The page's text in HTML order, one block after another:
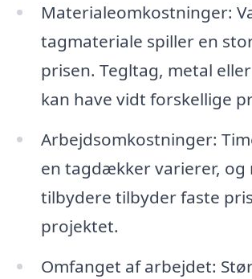
Materialeomkostninger:
tagmateriale spiller en
prisen. Tegltag, metal
kan have vidt forskellige
Arbejdsomkostninger:
en tagdækker varierer, og
tilbydere tilbyder faste
projektet.
Omfanget af arbejdet: